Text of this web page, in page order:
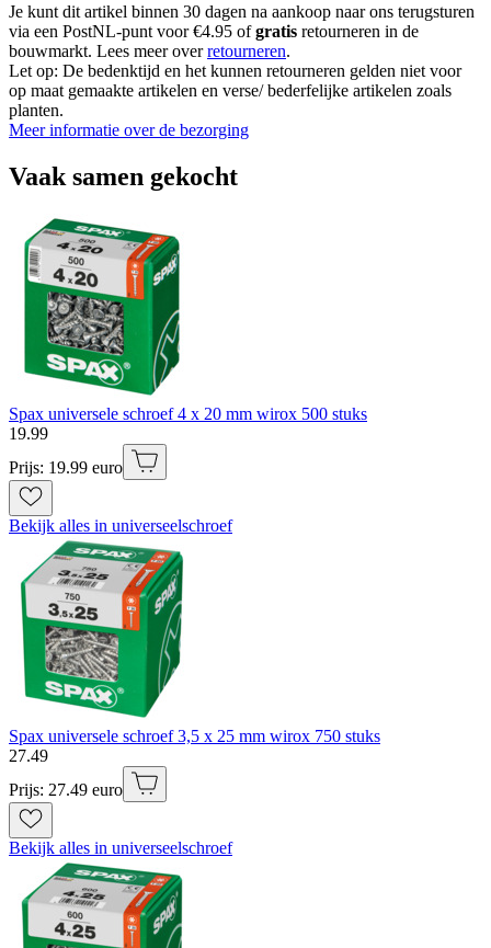
Je kunt dit artikel binnen 30 dagen na aankoop naar ons terugsturen
via een PostNL-punt voor €4.95 ofgratis retourneren in de
bouwmarkt. Lees meer overretourneren.
Let op: De bedenktijd en het kunnen retourneren gelden niet voor
op maat gemaakte artikelen en verse/ bederfelijke artikelen zoals
planten.
Meer informatie over de bezorging
Vaak samen gekocht
Spax universele schroef 4 x 20 mm wirox 500 stuks
19.99
Prijs: 19.99 euro
Bekijk alles in universeelschroef
Spax universele schroef 3,5 x 25 mm wirox 750 stuks
27.49
Prijs: 27.49 euro
Bekijk alles in universeelschroef